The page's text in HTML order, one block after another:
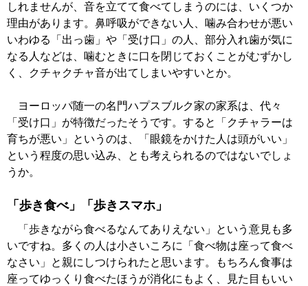
しれませんが、音を立てて食べてしまうのには、いくつか
理由があります。鼻呼吸ができない人、噛み合わせが悪い
いわゆる「出っ歯」や「受け口」の人、部分入れ歯が気に
なる人などは、噛むときに口を閉じておくことがむずかし
く、クチャクチャ音が出てしまいやすいとか。
ヨーロッパ随一の名門ハプスブルク家の家系は、代々
「受け口」が特徴だったそうです。すると「クチャラーは
育ちが悪い」というのは、「眼鏡をかけた人は頭がいい」
という程度の思い込み、とも考えられるのではないでしょ
うか。
「歩き食べ」「歩きスマホ」
「歩きながら食べるなんてありえない」という意見も多
いですね。多くの人は小さいころに「食べ物は座って食べ
なさい」と親にしつけられたと思います。もちろん食事は
座ってゆっくり食べたほうが消化にもよく、見た目もいい